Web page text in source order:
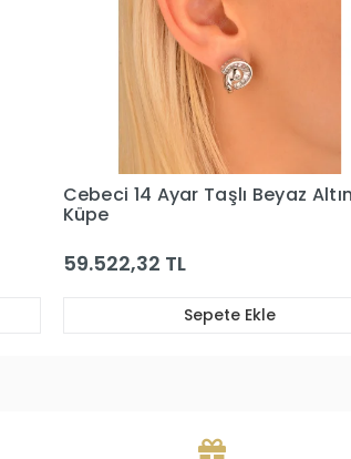
Cebeci 14 Ayar Bagetli Altın
Küpe
23.025,91 TL
Sepete Ekle